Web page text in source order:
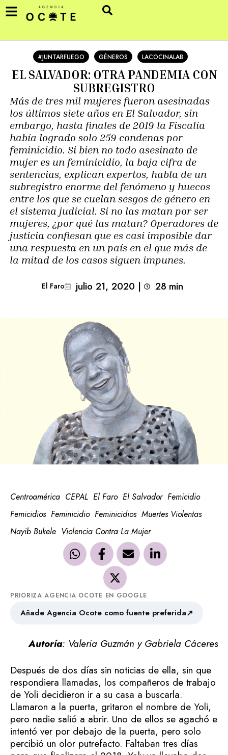
#JUNTARFUEGO GÉNEROS LACOCINALAB
EL SALVADOR: OTRA PANDEMIA CON
SUBREGISTRO
Más de tres mil mujeres fueron asesinadas
los últimos siete años en El Salvador, sin
embargo, hasta finales de 2019 la Fiscalía
había logrado solo 259 condenas por
feminicidio. Si bien no todo asesinato de
mujer es un feminicidio, la baja cifra de
sentencias, explican expertos, habla de un
subregistro enorme del fenómeno y huecos
entre los que se cuelan sesgos de género en
el sistema judicial. Si no las matan por ser
mujeres, ¿por qué las matan? Operadores de
justicia confiesan que es casi imposible dar
una respuesta en un país en el que más de
la mitad de los casos siguen impunes.
El Faro julio 21, 2020 | 28 min
Centroamérica CEPAL El Faro El Salvador Femicidio
Femicidios Feminicidio Feminicidios Muertes Violentas
Nayib Bukele Violencia Contra La Mujer
PRIORIZA AGENCIA OCOTE EN GOOGLE
Añade Agencia Ocote como fuente preferida↗
Autoría: Valeria Guzmán y Gabriela Cáceres
Después de dos días sin noticias de ella, sin que
respondiera llamadas, los compañeros de trabajo
de Yoli decidieron ir a su casa a buscarla.
Llamaron a la puerta, gritaron el nombre de Yoli,
pero nadie salió a abrir. Uno de ellos se agachó e
intentó ver por debajo de la puerta, pero solo
percibió un olor putrefacto. Faltaban tres días